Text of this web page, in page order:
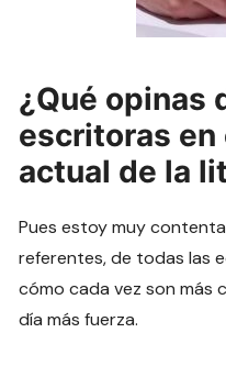
¿Qué opinas
escritoras en
actual de la
Pues estoy muy
referentes, de todas las
cómo cada vez son más
día más fuerza.